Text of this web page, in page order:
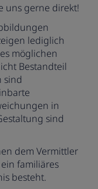
uns gerne direkt!
lediglich
möglichen
Bestandteil
sind
in
sind
dem Vermittler
familiäres
besteht.